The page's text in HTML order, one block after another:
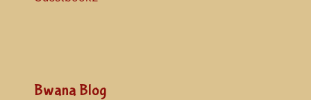
Bwana Blog